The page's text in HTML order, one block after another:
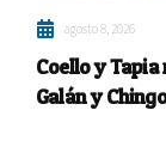
agosto 8, 2026
Coello y
Galán y